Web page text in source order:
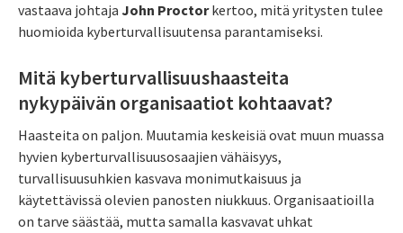
vastaava johtaja John Proctorkertoo, mitä yritysten tulee
huomioida kyberturvallisuutensa parantamiseksi.
Mitä kyberturvallisuushaasteita
nykypäivän organisaatiot kohtaavat?
Haasteita on paljon. Muutamia keskeisiä ovat muun muassa
hyvien kyberturvallisuusosaajien vähäisyys,
turvallisuusuhkien kasvava monimutkaisuus ja
käytettävissä olevien panosten niukkuus. Organisaatioilla
on tarve säästää, mutta samalla kasvavat uhkat